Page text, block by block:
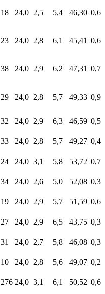
26 24,0 3,7 6,4 57,59 1,1
9 24,0 3,2 6,6 48,09 0,5
18 24,0 2,5 5,4 46,30 0,6
23 24,0 2,8 6,1 45,41 0,6
29 24,0 2,8 5,7 49,33 0,9
32 24,0 2,9 6,3 46,59 0,5
33 24,0 2,8 5,7 49,27 0,4
24 24,0 3,1 5,8 53,72 0,7
34 24,0 2,6 5,0 52,08 0,3
19 24,0 2,9 5,7 51,59 0,6